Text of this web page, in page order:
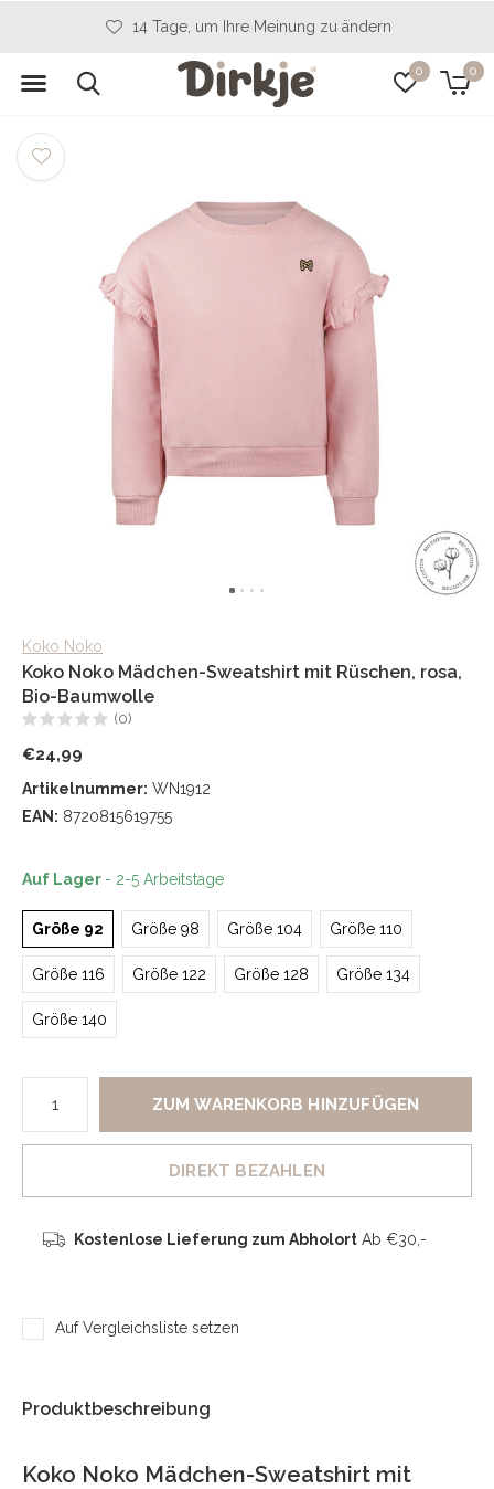
0 0
14 Tage, um Ihre Meinung zu ändern
Koko Noko
Koko Noko Mädchen-Sweatshirt mit Rüschen, rosa,
Bio-Baumwolle
(0)
€24,99
Artikelnummer: WN1912
EAN: 8720815619755
Auf Lager - 2-5 Arbeitstage
Größe 92 Größe 98 Größe 104 Größe 110
Größe 116 Größe 122 Größe 128 Größe 134
Größe 140
ZUM WARENKORB HINZUFÜGEN
DIREKT BEZAHLEN
Kostenlose Lieferung zum AbholortAb €30,-
Auf Vergleichsliste setzen
Produktbeschreibung
Koko Noko Mädchen-Sweatshirt mit